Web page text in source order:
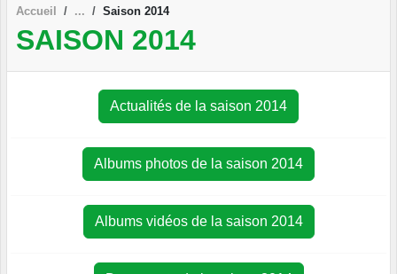
Accueil Saison 2014
SAISON 2014
Actualités de la saison 2014
Albums photos de la saison 2014
Albums vidéos de la saison 2014